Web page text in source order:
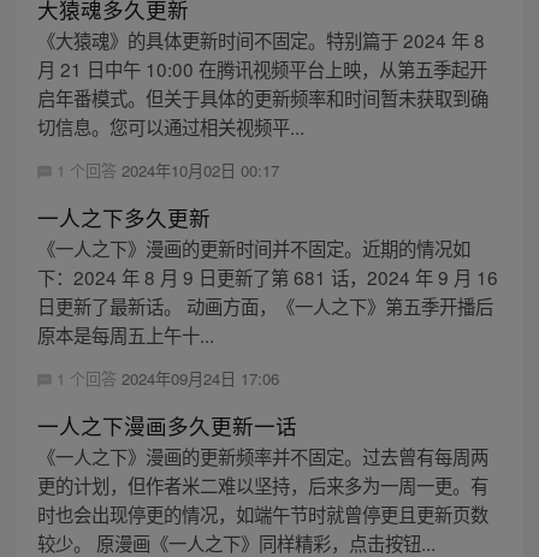
大猿魂多久更新
《大猿魂》的具体更新时间不固定。特别篇于 2024 年 8
月 21 日中午 10:00 在腾讯视频平台上映，从第五季起开
启年番模式。但关于具体的更新频率和时间暂未获取到确
切信息。您可以通过相关视频平...
1 个回答 2024年10月02日 00:17
一人之下多久更新
《一人之下》漫画的更新时间并不固定。近期的情况如
下：2024 年 8 月 9 日更新了第 681 话，2024 年 9 月 16
日更新了最新话。 动画方面，《一人之下》第五季开播后
原本是每周五上午十...
1 个回答 2024年09月24日 17:06
一人之下漫画多久更新一话
《一人之下》漫画的更新频率并不固定。过去曾有每周两
更的计划，但作者米二难以坚持，后来多为一周一更。有
时也会出现停更的情况，如端午节时就曾停更且更新页数
较少。 原漫画《一人之下》同样精彩，点击按钮...